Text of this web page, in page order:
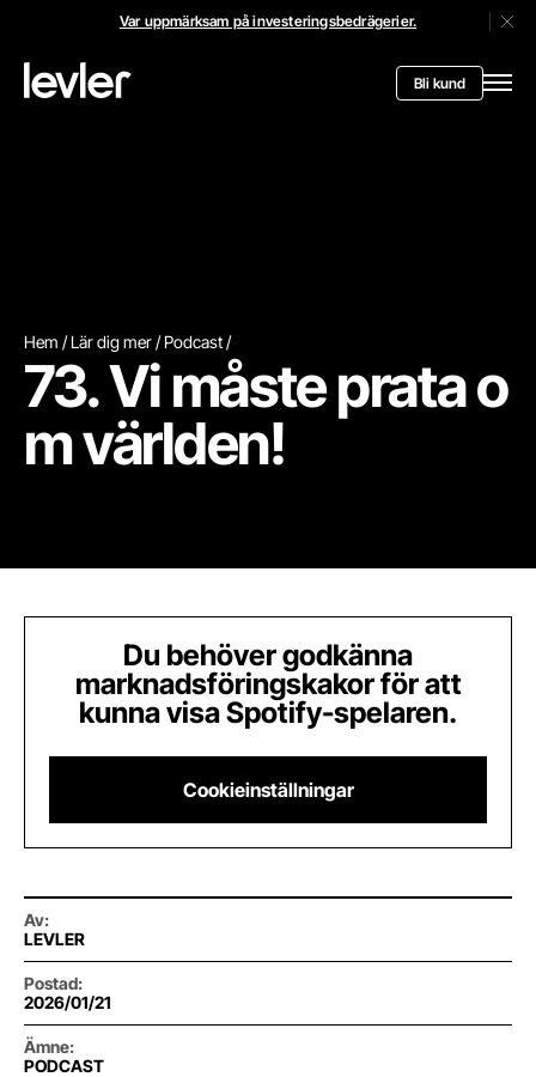
Var uppmärksam på investeringsbedrägerier.
Header.toStartPagee Bli kund
Hem Lär dig mer Podcast
73. Vi måste prata o
m världen!
Du behöver godkänna
marknadsföringskakor för att
kunna visa Spotify-spelaren.
Cookieinställningar
Av:
LEVLER
Postad:
2026/01/21
Ämne:
PODCAST